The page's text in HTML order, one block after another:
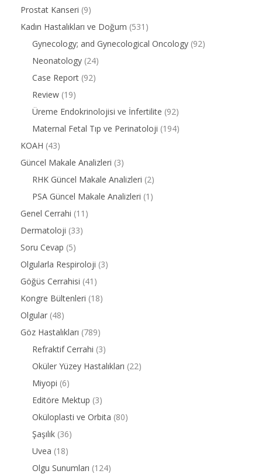
Prostat Kanseri (9)
Kadın Hastalıkları ve Doğum (531)
Gynecology; and Gynecological Oncology (92)
Neonatology (24)
Case Report (92)
Review (19)
Üreme Endokrinolojisi ve İnfertilite (92)
Maternal Fetal Tıp ve Perinatoloji (194)
KOAH (43)
Güncel Makale Analizleri (3)
RHK Güncel Makale Analizleri (2)
PSA Güncel Makale Analizleri (1)
Genel Cerrahi (11)
Dermatoloji (33)
Soru Cevap (5)
Olgularla Respiroloji (3)
Göğüs Cerrahisi (41)
Kongre Bültenleri (18)
Olgular (48)
Göz Hastalıkları (789)
Refraktif Cerrahi (3)
Oküler Yüzey Hastalıkları (22)
Miyopi (6)
Editöre Mektup (3)
Oküloplasti ve Orbita (80)
Şaşılık (36)
Uvea (18)
Olgu Sunumları (124)